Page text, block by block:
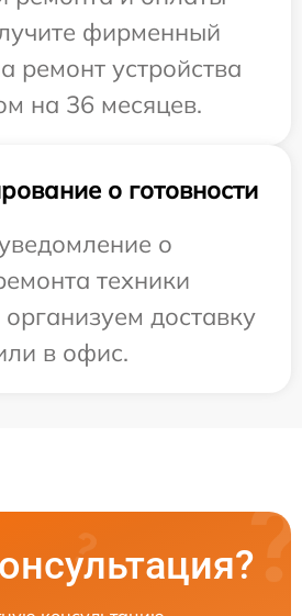
фирменный
ремонт устройства
на 36 месяцев.
о готовности
о
техники
доставку
в офис.